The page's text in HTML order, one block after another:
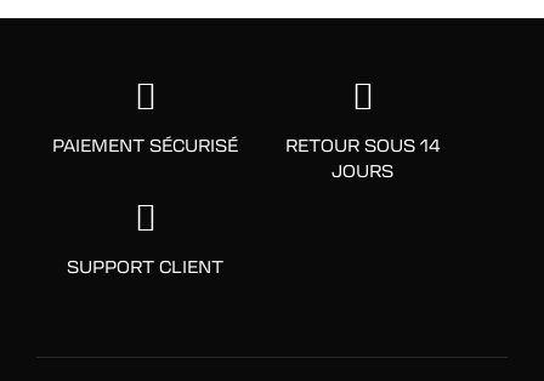
PAIEMENT SÉCURISÉ
RETOUR SOUS 14
JOURS
SUPPORT CLIENT